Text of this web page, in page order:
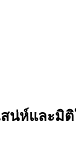
น่ห์และมิ